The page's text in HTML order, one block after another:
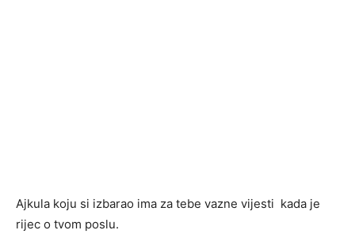
Ajkula koju si izbarao ima za tebe vazne vijesti kada je
rijec o tvom poslu.